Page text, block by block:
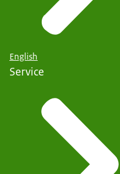
English
Service